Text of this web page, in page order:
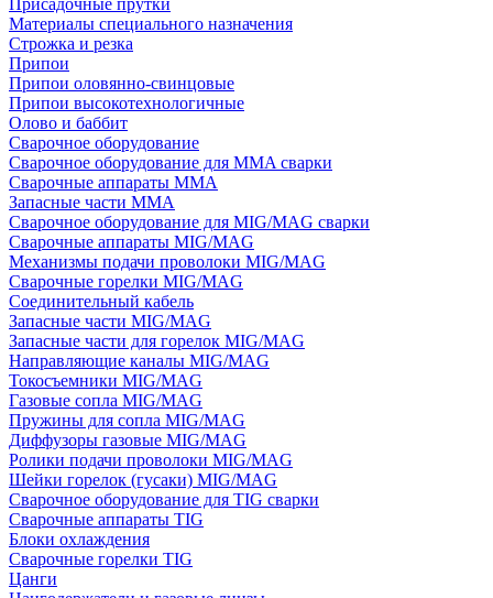
Присадочные прутки
Материалы специального назначения
Строжка и резка
Припои
Припои оловянно-свинцовые
Припои высокотехнологичные
Олово и баббит
Сварочное оборудование
Сварочное оборудование для MMA сварки
Сварочные аппараты MMA
Запасные части MMA
Сварочное оборудование для MIG/MAG сварки
Сварочные аппараты MIG/MAG
Механизмы подачи проволоки MIG/MAG
Сварочные горелки MIG/MAG
Соединительный кабель
Запасные части MIG/MAG
Запасные части для горелок MIG/MAG
Направляющие каналы MIG/MAG
Токосъемники MIG/MAG
Газовые сопла MIG/MAG
Пружины для сопла MIG/MAG
Диффузоры газовые MIG/MAG
Ролики подачи проволоки MIG/MAG
Шейки горелок (гусаки) MIG/MAG
Сварочное оборудование для TIG сварки
Сварочные аппараты TIG
Блоки охлаждения
Сварочные горелки TIG
Цанги